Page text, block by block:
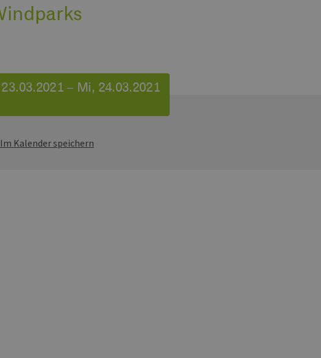
– Mi, 24.03.2021
Im Kalender speichern